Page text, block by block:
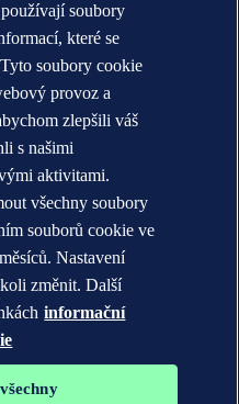
soubory
které se
soubory cookie
provoz a
zlepšili váš
s našimi
aktivitami.
všechny soubory
souborů cookie ve
Nastavení
změnit. Další
informační